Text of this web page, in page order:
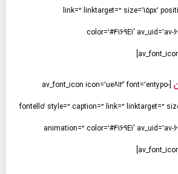
link=” linktarget=” size=’15px’
color=’#4169E1′
[av_font_icon icon=’ue812′ font=’entypo-
fontello’ style=” caption=” link=” linktarget=”
animation=” color=’#4169E1′